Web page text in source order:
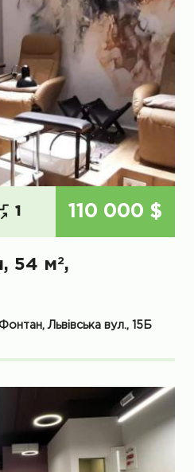
1 110 000 $
54 м2,
Львівська вул., 15Б